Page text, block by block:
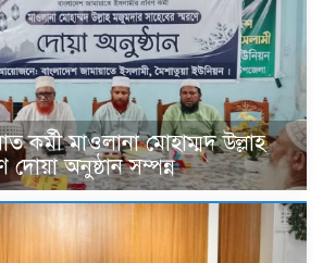
কর্মী মাওলানা মোহাম্মদ উল্লাহ
দোয়া অনুষ্ঠান সম্পন্ন